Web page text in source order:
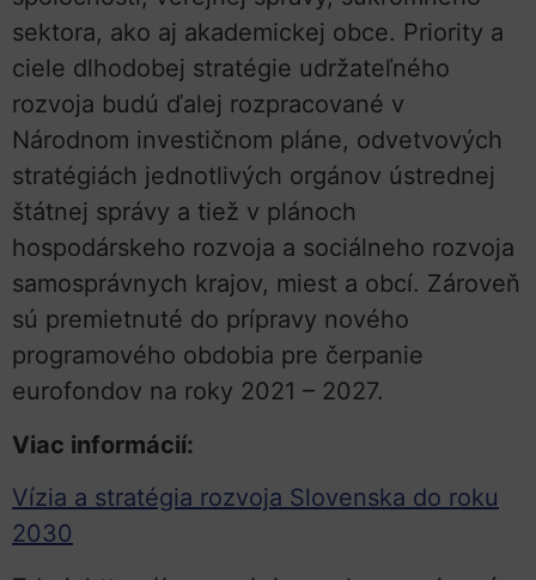
sektora, ako aj akademickej obce. Priority a
ciele dlhodobej stratégie udržateľného
rozvoja budú ďalej rozpracované v
Národnom investičnom pláne, odvetvových
stratégiách jednotlivých orgánov ústrednej
štátnej správy a tiež v plánoch
hospodárskeho rozvoja a sociálneho rozvoja
samosprávnych krajov, miest a obcí. Zároveň
sú premietnuté do prípravy nového
programového obdobia pre čerpanie
eurofondov na roky 2021 – 2027.
Viac informácií:
Vízia a stratégia rozvoja Slovenska do roku
2030